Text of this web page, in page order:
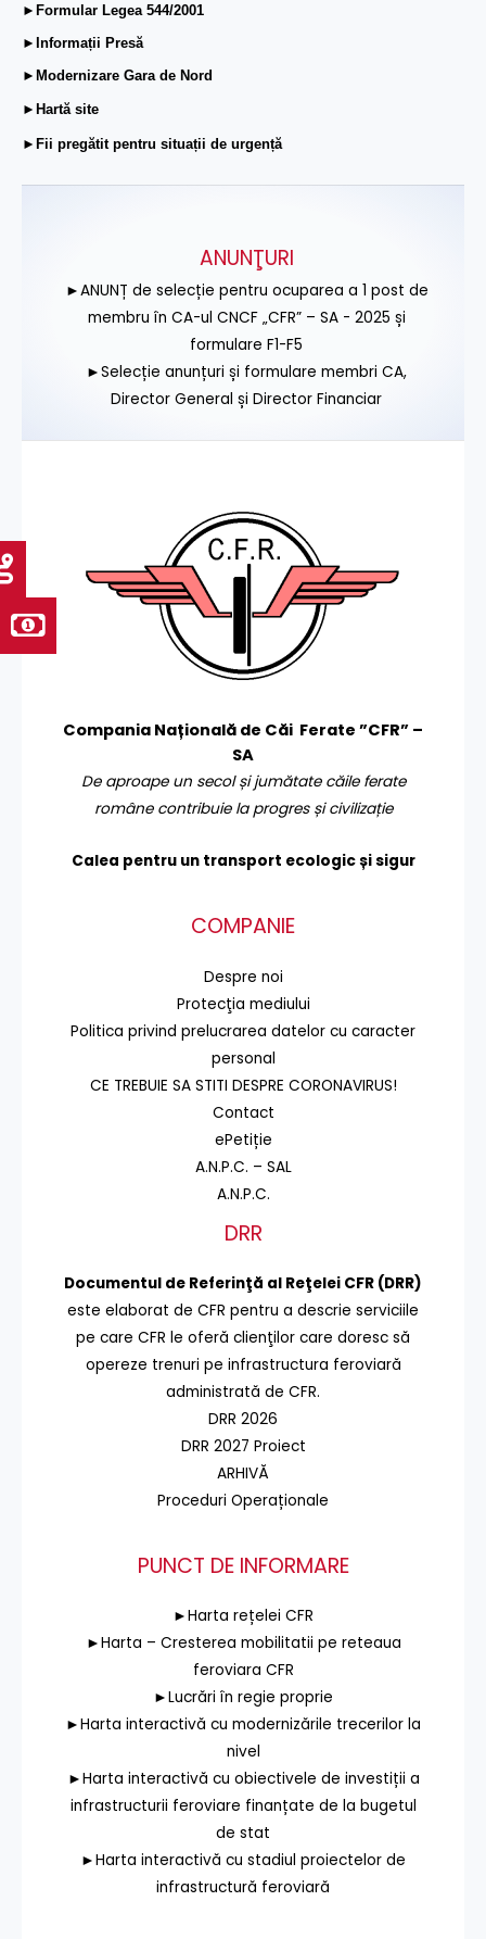
►Formular Legea 544/2001
►Informații Presă
►Modernizare Gara de Nord
►Hartă site
►Fii pregătit pentru situații de urgență
ANUNŢURI
►ANUNȚ de selecție pentru ocuparea a 1 post de
membru în CA-ul CNCF „CFR” – SA - 2025 și
formulare F1-F5
►Selecție anunțuri și formulare membri CA,
Director General și Director Financiar
Compania Națională de Căi Ferate ”CFR” –
SA
De aproape un secol și jumătate căile ferate
române contribuie la progres și civilizație
Calea pentru un transport ecologic și sigur
COMPANIE
Despre noi
Protecţia mediului
Politica privind prelucrarea datelor cu caracter
personal
CE TREBUIE SA STITI DESPRE CORONAVIRUS!
Contact
ePetiție
A.N.P.C. – SAL
A.N.P.C.
DRR
Documentul de Referinţă al Reţelei CFR (DRR)
este elaborat de CFR pentru a descrie serviciile
pe care CFR le oferă clienţilor care doresc să
opereze trenuri pe infrastructura feroviară
administrată de CFR.
DRR 2026
DRR 2027 Proiect
ARHIVĂ
Proceduri Operaționale
PUNCT DE INFORMARE
►Harta rețelei CFR
►Harta – Cresterea mobilitatii pe reteaua
feroviara CFR
►Lucrări în regie proprie
►Harta interactivă cu modernizările trecerilor la
nivel
►Harta interactivă cu obiectivele de investiții a
infrastructurii feroviare finanțate de la bugetul
de stat
►Harta interactivă cu stadiul proiectelor de
infrastructură feroviară